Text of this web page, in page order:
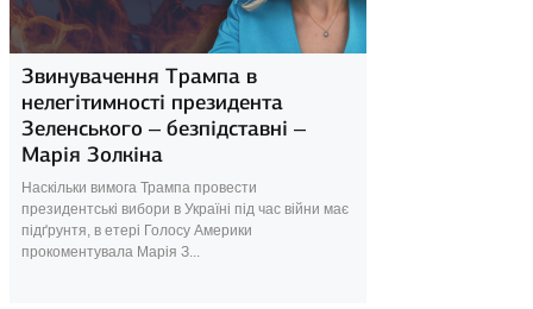
Звинувачення Трампа в
нелегітимності президента
Зеленського – безпідставні –
Марія Золкіна
Наскільки вимога Трампа провести
президентські вибори в Україні під час війни має
підґрунтя, в етері Голосу Америки
прокоментувала Марія З...